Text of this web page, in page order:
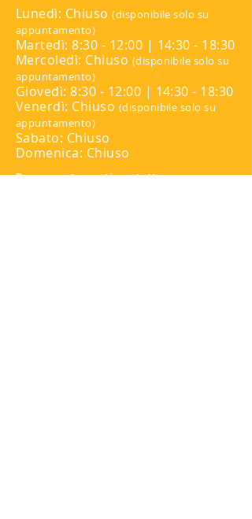
Lunedì: Chiuso(disponibile solo su
appuntamento)
Martedì: 8:30 - 12:00 | 14:30 - 18:30
Mercoledì: Chiuso (disponibile solo su
appuntamento)
Giovedì: 8:30 - 12:00 | 14:30 - 18:30
Venerdì: Chiuso (disponibile solo su
appuntamento)
Sabato: Chiuso
Domenica: Chiuso
Per appuntamenti contattare: